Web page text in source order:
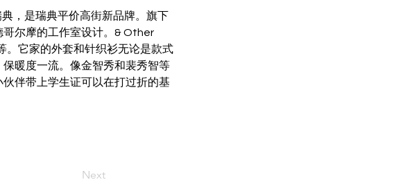
，是瑞典平价高街新品牌。旗下
尔摩的工作室设计。& Other
。它家的外套和针织衫无论是款式
暖度一流。像金智秀和裴秀智等
伴带上学生证可以在打过折的基
Next